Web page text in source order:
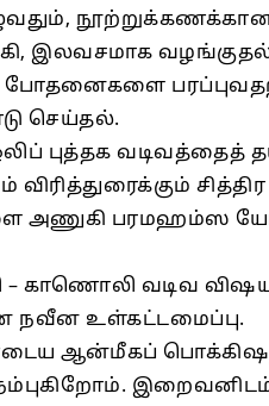
இலவசமாக
போதனைகளை
செய்தல்.
புத்தக வடிவத்தைத்
சித்திர
அணுகி பரமஹம்ஸ
– காணொலி வடிவ
நவீன உள்கட்டமைப்பு.
ஆன்மீகப்